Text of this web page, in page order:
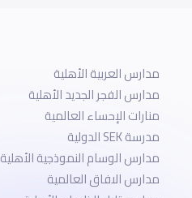
مدارس العربية الأهلية
مدارس الفجر الجديد الأهلية
منارات الإحساء العالمية
مدرسة SEK الدولية
مدارس الوسام النموذجية الأهلية
مدارس الافاق العالمية